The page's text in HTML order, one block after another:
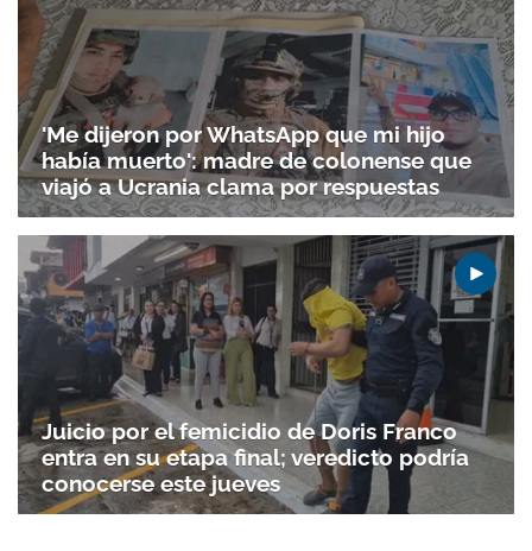
Gracias por suscribirte a nuestro boletín.
'Me dijeron por WhatsApp que mi hijo
había muerto': madre de colonense que
viajó a Ucrania clama por respuestas
Juicio por el femicidio de Doris Franco
entra en su etapa final; veredicto podría
conocerse este jueves